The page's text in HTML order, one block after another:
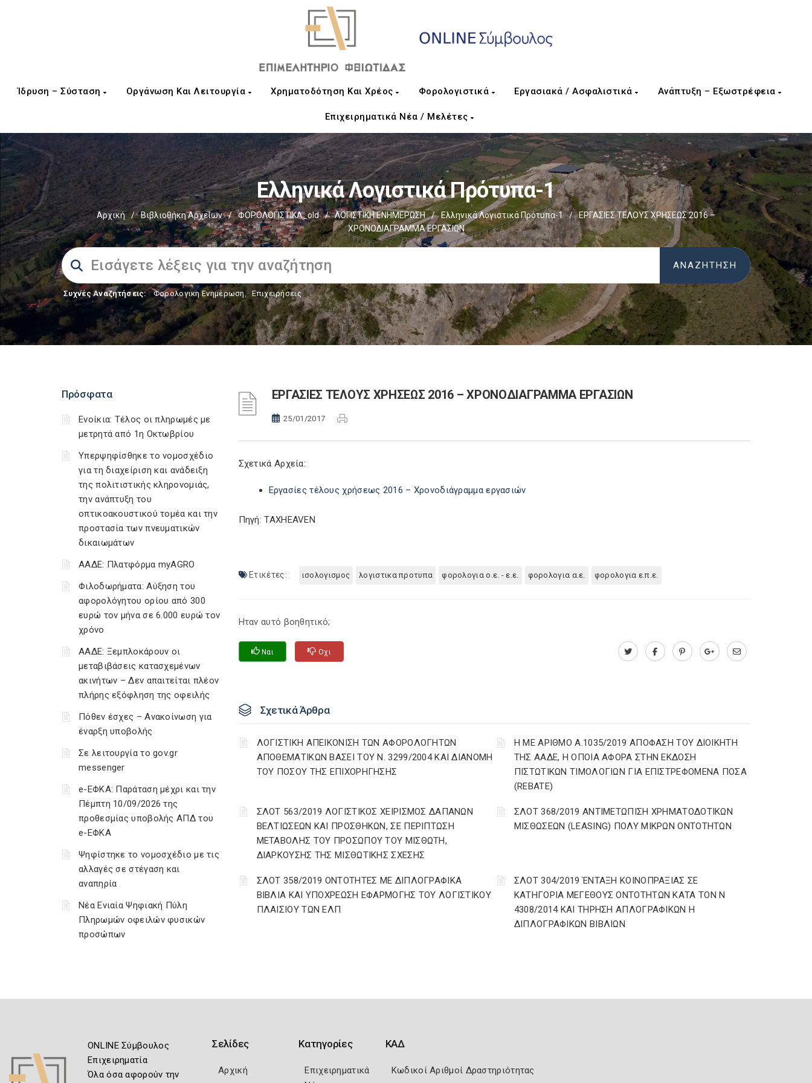
Ίδρυση – Σύσταση Οργάνωση Και Λειτουργία Χρηματοδότηση Και Χρέος Φορολογιστικά Εργασιακά / Ασφαλιστικά Ανάπτυξη – Εξωστρέφεια
Επιχειρηματικά Νέα / Μελέτες
Ελληνικά Λογιστικά Πρότυπα-1
Αρχική / Βιβλιοθήκη Αρχείων / ΦΟΡΟΛΟΓΙΣΤΙΚΑ_old / ΛΟΓΙΣΤΙΚΗ ΕΝΗΜΕΡΩΣΗ / Ελληνικά Λογιστικά Πρότυπα-1 /
ΕΡΓΑΣΙΕΣ ΤΕΛΟΥΣ ΧΡΗΣΕΩΣ 2016 –
ΧΡΟΝΟΔΙΑΓΡΑΜΜΑ ΕΡΓΑΣΙΩΝ
Συχνές Αναζητήσεις: Φορολογικη Ενημέρωση, Επιχειρήσεις
Πρόσφατα
Ενοίκια: Τέλος οι πληρωμές με
μετρητά από 1η Οκτωβρίου
Υπερψηφίσθηκε το νομοσχέδιο
για τη διαχείριση και ανάδειξη
της πολιτιστικής κληρονομιάς,
την ανάπτυξη του
οπτικοακουστικού τομέα και την
προστασία των πνευματικών
δικαιωμάτων
ΑΑΔΕ: Πλατφόρμα myAGRO
Φιλοδωρήματα: Αύξηση του
αφορολόγητου ορίου από 300
ευρώ τον μήνα σε 6.000 ευρώ τον
χρόνο
ΑΑΔΕ: Ξεμπλοκάρουν οι
μεταβιβάσεις κατασχεμένων
ακινήτων – Δεν απαιτείται πλέον
πλήρης εξόφληση της οφειλής
Πόθεν έσχες – Ανακοίνωση για
έναρξη υποβολής
Σε λειτουργία το gov.gr
messenger
e-ΕΦΚΑ: Παράταση μέχρι και την
Πέμπτη 10/09/2026 της
προθεσμίας υποβολής ΑΠΔ του
e-ΕΦΚΑ
Ψηφίστηκε το νομοσχέδιο με τις
αλλαγές σε στέγαση και
αναπηρία
Νέα Ενιαία Ψηφιακή Πύλη
Πληρωμών οφειλών φυσικών
προσώπων
ΕΡΓΑΣΙΕΣ ΤΕΛΟΥΣ ΧΡΗΣΕΩΣ 2016 – ΧΡΟΝΟΔΙΑΓΡΑΜΜΑ ΕΡΓΑΣΙΩΝ
25/01/2017
Σχετικά Αρχεία:
Εργασίες τέλους χρήσεως 2016 – Χρονοδιάγραμμα εργασιών
Πηγή: TAXHEAVEN
Ετικέτες: ισολογισμος λογιστικα προτυπα φορολογια ο.ε. - ε.ε. φορολογια α.ε. φορολογια ε.π.ε.
Ηταν αυτό βοηθητικό;
Ναι Οχι
Σχετικά Άρθρα
ΛΟΓΙΣΤΙΚΗ ΑΠΕΙΚΟΝΙΣΗ ΤΩΝ ΑΦΟΡΟΛΟΓΗΤΩΝ
ΑΠΟΘΕΜΑΤΙΚΩΝ ΒΑΣΕΙ ΤΟΥ N. 3299/2004 ΚΑΙ ΔΙΑΝΟΜΗ
ΤΟΥ ΠΟΣΟΥ ΤΗΣ ΕΠΙΧΟΡΗΓΗΣΗΣ
Η ΜΕ ΑΡΙΘΜΟ Α.1035/2019 ΑΠΟΦΑΣΗ ΤΟΥ ΔΙΟΙΚΗΤΗ
ΤΗΣ ΑΑΔΕ, Η ΟΠΟΙΑ ΑΦΟΡΑ ΣΤΗΝ ΕΚΔΟΣΗ
ΠΙΣΤΩΤΙΚΩΝ ΤΙΜΟΛΟΓΙΩΝ ΓΙΑ ΕΠΙΣΤΡΕΦΟΜΕΝΑ ΠΟΣΑ
(REBATE)
ΣΛΟΤ 563/2019 ΛΟΓΙΣΤΙΚΟΣ ΧΕΙΡΙΣΜΟΣ ΔΑΠΑΝΩΝ
ΒΕΛΤΙΩΣΕΩΝ ΚΑΙ ΠΡΟΣΘΗΚΩΝ, ΣΕ ΠΕΡΙΠΤΩΣΗ
ΜΕΤΑΒΟΛΗΣ ΤΟΥ ΠΡΟΣΩΠΟΥ ΤΟΥ ΜΙΣΘΩΤΗ,
ΔΙΑΡΚΟΥΣΗΣ ΤΗΣ ΜΙΣΘΩΤΙΚΗΣ ΣΧΕΣΗΣ
ΣΛΟΤ 368/2019 ΑΝΤΙΜΕΤΩΠΙΣΗ ΧΡΗΜΑΤΟΔΟΤΙΚΩΝ
ΜΙΣΘΩΣΕΩΝ (LEASING) ΠΟΛΥ ΜΙΚΡΩΝ ΟΝΤΟΤΗΤΩΝ
ΣΛΟΤ 358/2019 ΟΝΤΟΤΗΤΕΣ ΜΕ ΔΙΠΛΟΓΡΑΦΙΚΑ
ΒΙΒΛΙΑ ΚΑΙ ΥΠΟΧΡΕΩΣΗ ΕΦΑΡΜΟΓΗΣ ΤΟΥ ΛΟΓΙΣΤΙΚΟΥ
ΠΛΑΙΣΙΟΥ ΤΩΝ ΕΛΠ
ΣΛΟΤ 304/2019 ΈΝΤΑΞΗ ΚΟΙΝΟΠΡΑΞΙΑΣ ΣΕ
ΚΑΤΗΓΟΡΙΑ ΜΕΓΕΘΟΥΣ ΟΝΤΟΤΗΤΩΝ ΚΑΤΑ ΤΟΝ Ν
4308/2014 ΚΑΙ ΤΗΡΗΣΗ ΑΠΛΟΓΡΑΦΙΚΩΝ Η
ΔΙΠΛΟΓΡΑΦΙΚΩΝ ΒΙΒΛΙΩΝ
ONLINE Σύμβουλος
Επιχειρηματία
Όλα όσα αφορούν την
Σελίδες
Αρχική
Κατηγορίες
Επιχειρηματικά
ΚΑΔ
Κωδικοί Αριθμοί Δραστηριότητας